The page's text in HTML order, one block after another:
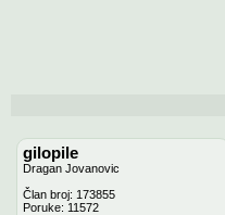
gilopile
Dragan Jovanovic
Član broj: 173855
Poruke: 11572